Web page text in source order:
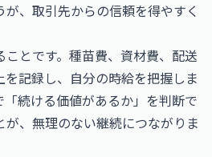
、取引先からの信頼を得やすく
とです。種苗費、資材費、配送
記録し、自分の時給を把握しま
続ける価値があるか」を判断で
が、無理のない継続につながりま